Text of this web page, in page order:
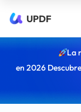
UPDF
La
en 2026